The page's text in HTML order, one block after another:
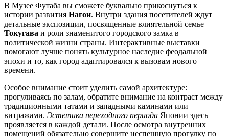
В Музее Футаба вы сможете буквально прикоснуться к
истории развития Нагои. Внутри здания посетителей ждут
детальные экспозиции, посвященные влиятельной семье
Токугава и роли знаменитого городского замка в
политической жизни страны. Интерактивные выставки
помогают лучше понять культурное наследие феодальной
эпохи и то, как город адаптировался к вызовам нового
времени.
Особое внимание стоит уделить самой архитектуре:
прогуливаясь по залам, обратите внимание на контраст между
традиционными татами и западными каминами или
витражами. Эстетика переходного периода Японии здесь
проявляется в каждой детали. После осмотра внутренних
помещений обязательно совершите неспешную прогулку по